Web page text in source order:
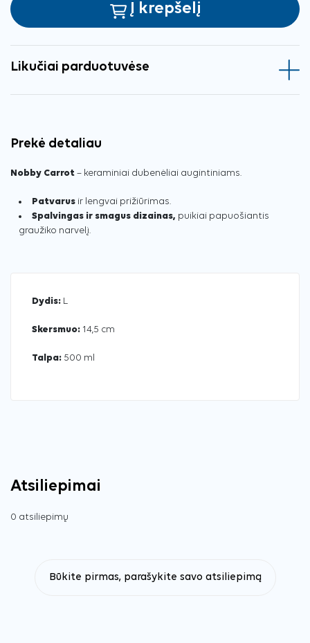
Į krepšelį
Likučiai parduotuvėse
Prekė detaliau
Nobby Carrot – keraminiai dubenėliai augintiniams.
Patvarus ir lengvai prižiūrimas.
Spalvingas ir smagus dizainas, puikiai papuošiantis
graužiko narvelį.
Dydis: L
Skersmuo: 14,5 cm
Talpa: 500 ml
Atsiliepimai
0 atsiliepimų
Būkite pirmas, parašykite savo atsiliepimą